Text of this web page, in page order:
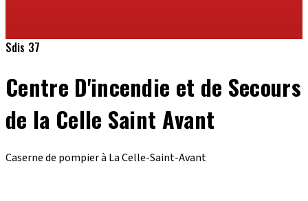
Sdis 37
Centre D'incendie et de Secours
de la Celle Saint Avant
Caserne de pompier à La Celle-Saint-Avant